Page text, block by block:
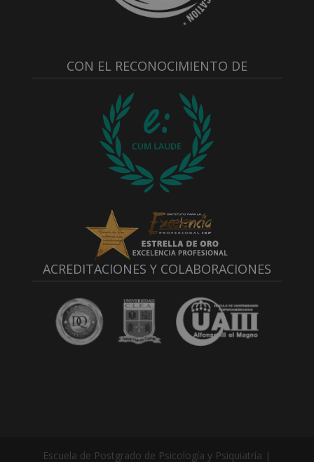
CON EL RECONOCIMIENTO DE
ACREDITACIONES Y COLABORACIONES
Escuela de Postgrado de Psicología y Psiquiatría |